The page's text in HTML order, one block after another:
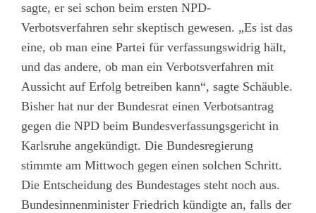
sagte, er sei schon beim ersten NPD-
Verbotsverfahren sehr skeptisch gewesen. „Es ist das
eine, ob man eine Partei für verfassungswidrig hält,
und das andere, ob man ein Verbotsverfahren mit
Aussicht auf Erfolg betreiben kann“, sagte Schäuble.
Bisher hat nur der Bundesrat einen Verbotsantrag
gegen die NPD beim Bundesverfassungsgericht in
Karlsruhe angekündigt. Die Bundesregierung
stimmte am Mittwoch gegen einen solchen Schritt.
Die Entscheidung des Bundestages steht noch aus.
Bundesinnenminister Friedrich kündigte an, falls der